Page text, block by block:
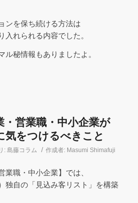
ンを保ち続ける方法は
入れられる内容でした。
ル秘情報もありましたよ。
・営業職・中小企業が
気をつけるべきこと
: 島藤コラム / 作成者: Masumi Shimafuji
業職・中小企業】では、
独自の「見込み客リスト」を構築